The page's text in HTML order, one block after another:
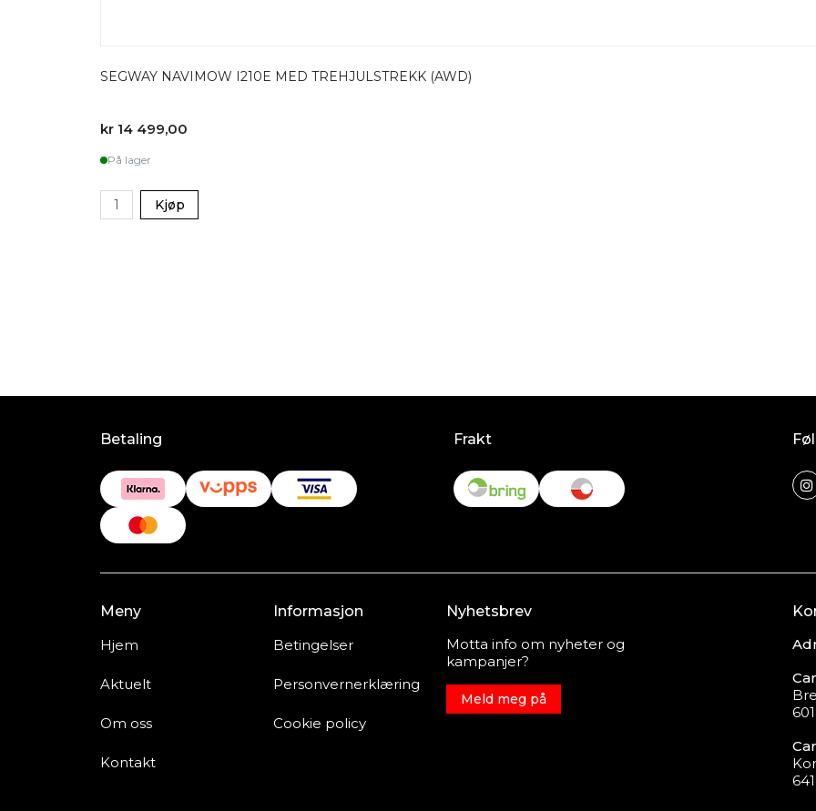
SEGWAY NAVIMOW I210E MED TREHJULSTREKK (AWD)
kr 14 499,00
På lager
Kjøp
Betaling Frakt
Meny
Hjem
Aktuelt
Om oss
Kontakt
Informasjon
Betingelser
Personvernerklæring
Cookie policy
Nyhetsbrev
Motta info om nyheter og
kampanjer?
Meld meg på